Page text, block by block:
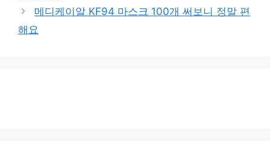
메디케이알 KF94 마스크 100개 써보니 정말 편
해요